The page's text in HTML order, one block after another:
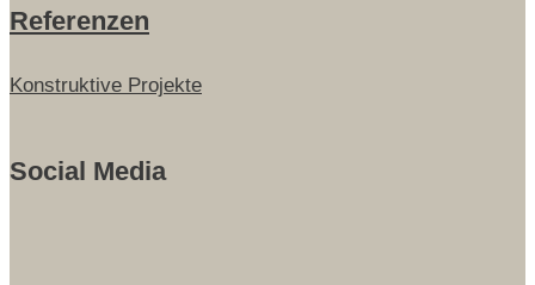
Referenzen
Konstruktive Projekte
Social Media